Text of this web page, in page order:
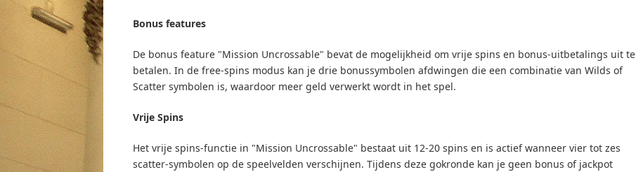
Bonus features
De bonus feature "Mission Uncrossable" bevat de mogelijkheid om vrije spins en bonus-uitbetalings uit te
betalen. In de free-spins modus kan je drie bonussymbolen afdwingen die een combinatie van Wilds of
Scatter symbolen is, waardoor meer geld verwerkt wordt in het spel.
Vrije Spins
Het vrije spins-functie in "Mission Uncrossable" bestaat uit 12-20 spins en is actief wanneer vier tot zes
scatter-symbolen op de speelvelden verschijnen. Tijdens deze gokronde kan je geen bonus of jackpot